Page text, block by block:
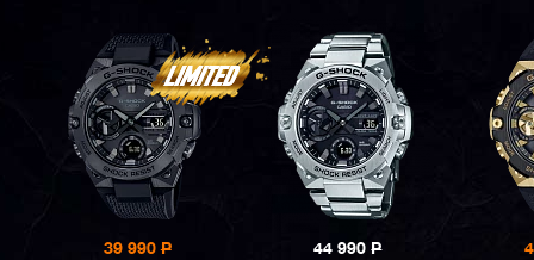
39 990P 44 990P